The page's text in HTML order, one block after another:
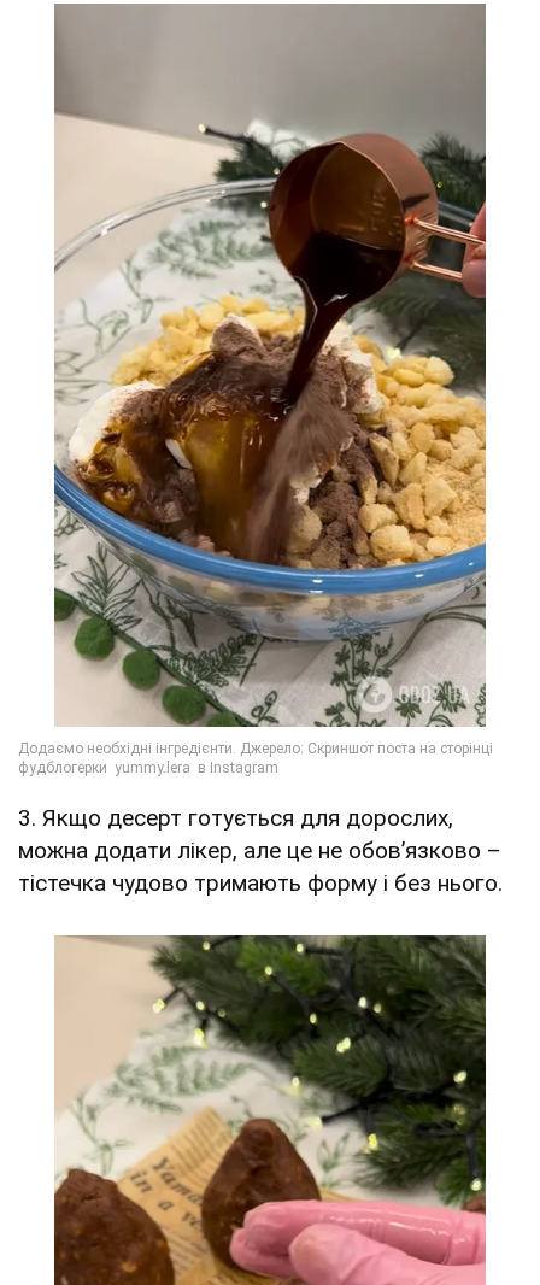
3. Якщо десерт готується для дорослих,
можна додати лікер, але це не обов’язково –
тістечка чудово тримають форму і без нього.